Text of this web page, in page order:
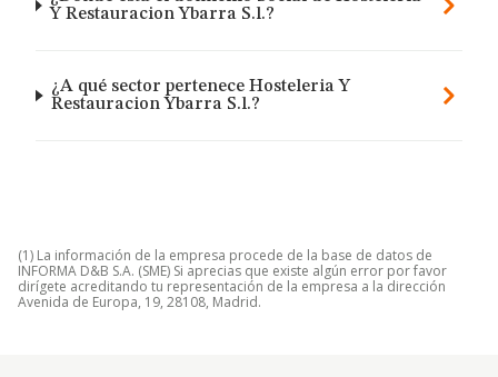
Y Restauracion Ybarra S.l.?
¿A qué sector pertenece Hosteleria Y
Restauracion Ybarra S.l.?
(1) La información de la empresa procede de la base de datos de
INFORMA D&B S.A. (SME) Si aprecias que existe algún error por favor
dirígete acreditando tu representación de la empresa a la dirección
Avenida de Europa, 19, 28108, Madrid.